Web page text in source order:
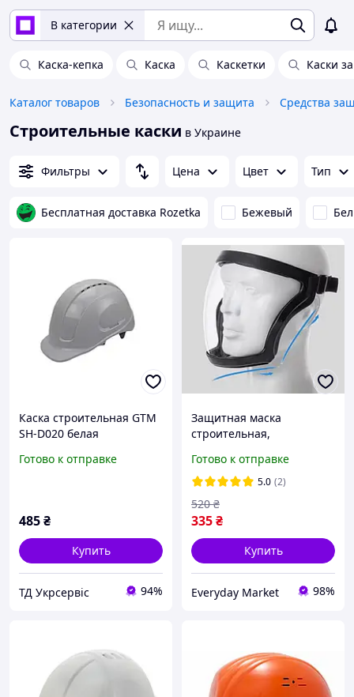
В категории
Каска-кепка Каска Каскетки Каски
Каталог товаров Безопасность и защита Средства
Строительные каски в Украине
Фильтры Цена Цвет Тип
Бесплатная доставка Rozetka Бежевый
Каска строительная GTM
SH-D020 белая
Готово к отправке
485₴
Купить
ТД Укрсервіс 94%
Защитная маска
строительная,
защитная маска от
строительной пыли и
другого
Готово к отправке
5.0 (2)
335₴
520 ₴
Купить
Everyday Market 98%